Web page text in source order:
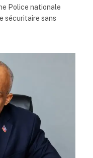
Police nationale
sécuritaire sans